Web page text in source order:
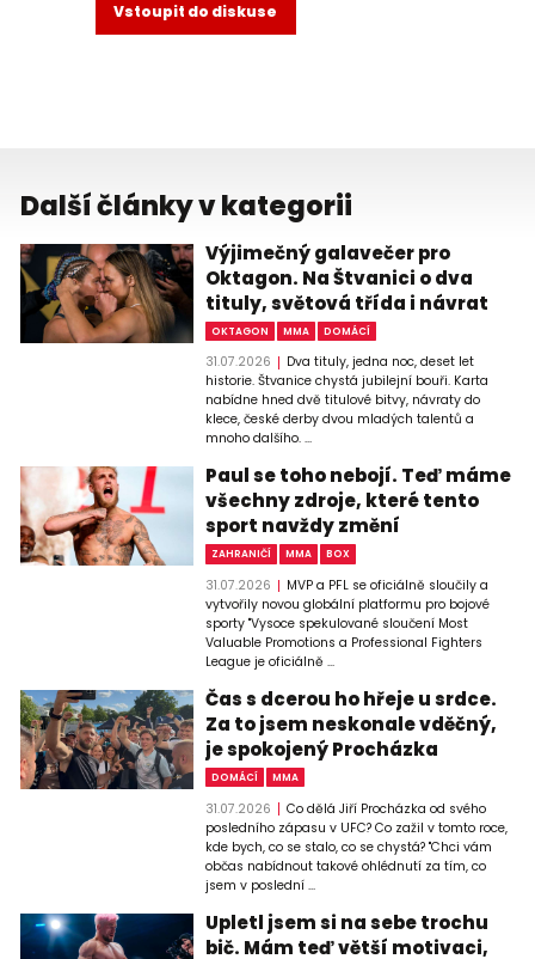
Vstoupit do diskuse
Další články v kategorii
Výjimečný galavečer pro
Oktagon. Na Štvanici o dva
tituly, světová třída i návrat
OKTAGON MMA DOMÁCÍ
31.07.2026
Dva tituly, jedna noc, deset let
historie. Štvanice chystá jubilejní bouři. Karta
nabídne hned dvě titulové bitvy, návraty do
klece, české derby dvou mladých talentů a
mnoho dalšího. ...
Paul se toho nebojí. Teď máme
všechny zdroje, které tento
sport navždy změní
ZAHRANIČÍ MMA BOX
31.07.2026
MVP a PFL se oficiálně sloučily a
vytvořily novou globální platformu pro bojové
sporty "Vysoce spekulované sloučení Most
Valuable Promotions a Professional Fighters
League je oficiálně ...
Čas s dcerou ho hřeje u srdce.
Za to jsem neskonale vděčný,
je spokojený Procházka
DOMÁCÍ MMA
31.07.2026
Co dělá Jiří Procházka od svého
posledního zápasu v UFC? Co zažil v tomto roce,
kde bych, co se stalo, co se chystá? "Chci vám
občas nabídnout takové ohlédnutí za tím, co
jsem v poslední ...
Upletl jsem si na sebe trochu
bič. Mám teď větší motivaci,